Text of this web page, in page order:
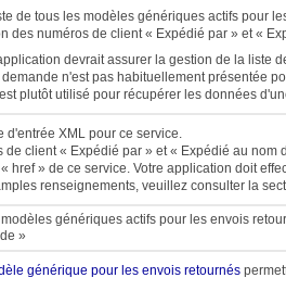
de tous les modèles génériques actifs pour
des numéros de client « Expédié par » et «
devrait assurer la gestion de la liste
n'est pas habituellement présentée
plutôt utilisé pour récupérer les données
d'entrée XML pour ce service.
de client « Expédié par » et « Expédié au nom
href » de ce service. Votre application doit
renseignements, veuillez consulter la
génériques actifs pour les envois
»
générique pour les envois retournés